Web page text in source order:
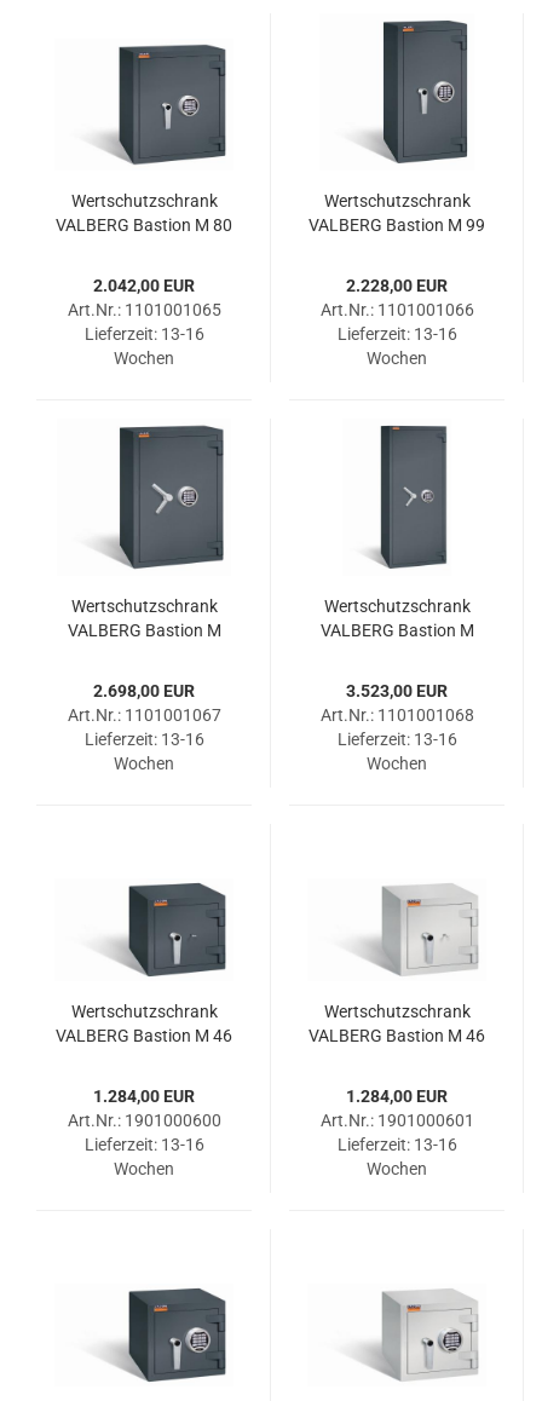
Wert­schutz­schrank
VAL­BERG Bas­ti­on M 80
2.042,00 EUR
Art.Nr.: 1101001065
Lieferzeit: 13-16
Wochen
Wert­schutz­schrank
VAL­BERG Bas­ti­on M 99
2.228,00 EUR
Art.Nr.: 1101001066
Lieferzeit: 13-16
Wochen
Wert­schutz­schrank
VAL­BERG Bas­ti­on M
2.698,00 EUR
Art.Nr.: 1101001067
Lieferzeit: 13-16
Wochen
Wert­schutz­schrank
VAL­BERG Bas­ti­on M
3.523,00 EUR
Art.Nr.: 1101001068
Lieferzeit: 13-16
Wochen
Wert­schutz­schrank
VAL­BERG Bas­ti­on M 46
1.284,00 EUR
Art.Nr.: 1901000600
Lieferzeit: 13-16
Wochen
Wert­schutz­schrank
VAL­BERG Bas­ti­on M 46
1.284,00 EUR
Art.Nr.: 1901000601
Lieferzeit: 13-16
Wochen